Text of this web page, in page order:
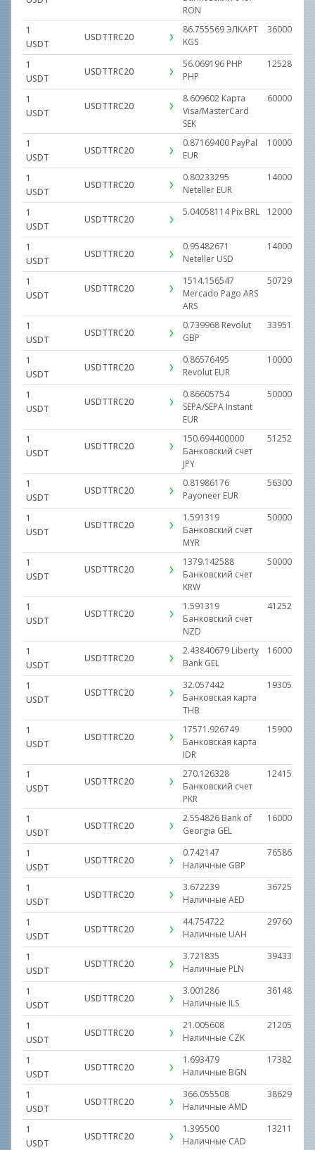
RON
1
USDT
USDTTRC20
86.755569ЭЛKAPT
KGS
1
USDT
USDTTRC20
56.069196 PHP
PHP
1
USDT
USDTTRC20
8.609602 Карта
Visa/MasterCard
SEK
1
USDT
USDTTRC20
0.87169400 PayPal
EUR
1
USDT
USDTTRC20
0.80233295
Neteller EUR
1
USDT
USDTTRC20
5.04058114 Pix BRL
1
USDT
USDTTRC20
0.95482671
Neteller USD
1
USDT
USDTTRC20
1514.156547
Mercado Pago ARS
ARS
1
USDT
USDTTRC20
0.739968 Revolut
GBP
1
USDT
USDTTRC20
0.86576495
Revolut EUR
1
USDT
USDTTRC20
0.86605754
SEPA/SEPA Instant
EUR
1
USDT
USDTTRC20
150.694400000
Банковский счет
JPY
1
USDT
USDTTRC20
0.81986176
Payoneer EUR
1
USDT
USDTTRC20
1.591319
Банковский счет
MYR
1
USDT
USDTTRC20
1379.142588
Банковский счет
KRW
1
USDT
USDTTRC20
1.591319
Банковский счет
NZD
1
USDT
USDTTRC20
2.43840679 Liberty
Bank GEL
1
USDT
USDTTRC20
32.057442
Банковская карта
THB
1
USDT
USDTTRC20
17571.926749
Банковская карта
IDR
1
USDT
USDTTRC20
270.126328
Банковский счет
PKR
1
USDT
USDTTRC20
2.554826 Bank of
Georgia GEL
1
USDT
USDTTRC20
0.742147
Наличные GBP
1
USDT
USDTTRC20
3.672239
Наличные AED
1
USDT
USDTTRC20
44.754722
Наличные UAH
1
USDT
USDTTRC20
3.721835
Наличные PLN
1
USDT
USDTTRC20
3.001286
Наличные ILS
1
USDT
USDTTRC20
21.005608
Наличные CZK
1
USDT
USDTTRC20
1.693479
Наличные BGN
1
USDT
USDTTRC20
366.055508
Наличные AMD
1
USDT
USDTTRC20
1.395500
Наличные CAD